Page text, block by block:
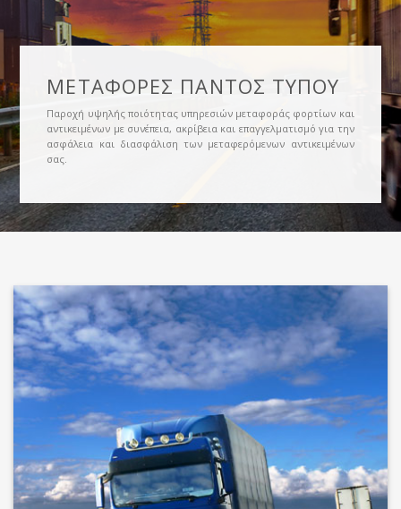
ΜΕΤΑΦΟΡΈΣ ΠΑΝΤΟΣ ΤΥΠΟΥ
Παροχή υψηλής ποιότητας υπηρεσιών μεταφοράς φορτίων και
αντικειμένων με συνέπεια, ακρίβεια και επαγγελματισμό για την
ασφάλεια και διασφάλιση των μεταφερόμενων αντικειμένων
σας.